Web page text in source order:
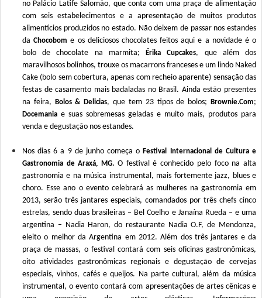
no Palácio Latife Salomão, que conta com uma praça de alimentação
com seis estabelecimentos e a apresentação de muitos produtos
alimentícios produzidos no estado. Não deixem de passar nos estandes
daChocobom e os deliciosos chocolates feitos aquie a novidade é o
bolo de chocolate na marmita;Érika Cupcakes, que além dos
maravilhosos bolinhos, trouxe os macarrons franceses e um lindo Naked
Cake (bolo sem cobertura, apenas com recheio aparente) sensação das
festas de casamento mais badaladas no Brasil. Ainda estão presentes
na feira,
Bolos & Delicias, que tem 23 tipos de bolos;Brownie.Com;
Docemania e suas sobremesas geladas e muito mais, produtos para
venda e degustação nos estandes.
Nos dias 6 a 9 de junho começa oFestival Internacional de Cultura e
Gastronomia de Araxá,
MG. O festivalé conhecido pelofoco na alta
gastronomia e na música instrumental, mais fortemente jazz, blues e
choro. Esse ano o evento celebrará as mulheres na gastronomia em
2013, serão três jantares especiais, comandados por três chefs cinco
estrelas, sendo duas brasileiras – Bel Coelho e Janaína Rueda – e uma
argentina – Nadia Haron, do restaurante Nadia O.F, de Mendonza,
eleito o melhor da Argentina em 2012. Além dos três jantares e da
praça de massas, o festival contará com seis oficinas gastronômicas,
oito atividades gastronômicas regionais e degustação de cervejas
especiais, vinhos, cafése queijos. Na parte cultural, além da música
instrumental, o evento contará com apresentações de artes cênicas e